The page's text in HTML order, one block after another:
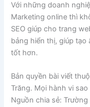
Với những doanh
Marketing online thì
SEO giúp cho trang
bảng hiển thị, giúp
tốt hơn.
Bản quyền bài viết
Trăng. Mọi hành vi
Nguồn chia sẻ: